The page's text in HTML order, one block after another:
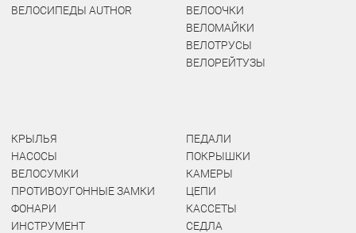
ВЕЛОСИПЕДЫ AUTHOR
ВЕЛООЧКИ
ВЕЛОМАЙКИ
ВЕЛОТРУСЫ
ВЕЛОРЕЙТУЗЫ
КРЫЛЬЯ
НАСОСЫ
ВЕЛОСУМКИ
ПРОТИВОУГОННЫЕ ЗАМКИ
ФОНАРИ
ИНСТРУМЕНТ
ПЕДАЛИ
ПОКРЫШКИ
КАМЕРЫ
ЦЕПИ
КАССЕТЫ
СЕДЛА